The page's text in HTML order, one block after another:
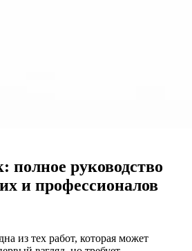
полное руководство
и профессионалов
из тех работ, которая может